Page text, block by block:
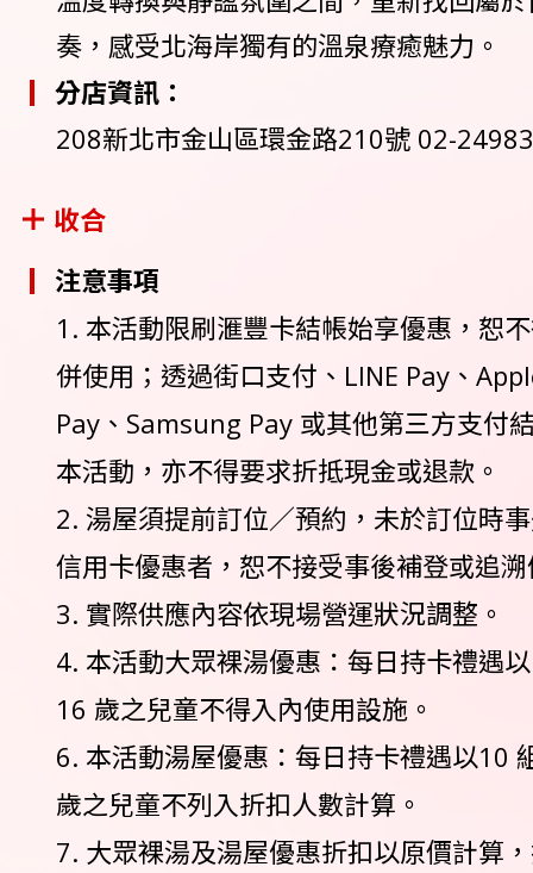
奏，感受北海岸獨有的溫泉療癒魅力。
分店資訊：
208新北市金山區環金路210號 02-
收合
注意事項
1. 本活動限刷滙豐卡結帳始享優惠，恕
併使用；透過街口支付、LINE Pay、
Pay、Samsung Pay 或其他第三方支付
本活動，亦不得要求折抵現金或退款。
2. 湯屋須提前訂位／預約，未於訂位時
信用卡優惠者，恕不接受事後補登或追
3. 實際供應內容依現場營運狀況調整。
4. 本活動大眾裸湯優惠：每日持卡禮遇
16 歲之兒童不得入內使用設施。
6. 本活動湯屋優惠：每日持卡禮遇以10
歲之兒童不列入折扣人數計算。
7. 大眾裸湯及湯屋優惠折扣以原價計算